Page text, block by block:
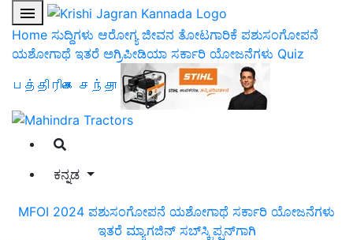
Home ಸುದ್ದಿಗಳು ಆರೋಗ್ಯ ಜೀವನ ತೋಟಗಾರಿಕೆ ಪಶುಸಂಗೋಪನೆ
ಯಶೋಗಾಥೆ ಇತರೆ ಅಗ್ರಿಪೀಡಿಯಾ ಸರ್ಕಾರಿ ಯೋಜನೆಗಳು Quiz
பத்திரிகை சந்தா
ಕನ್ನಡ
MFOI 2024 ಪಶುಸಂಗೋಪನೆ ಯಶೋಗಾಥೆ ಸರ್ಕಾರಿ ಯೋಜನೆಗಳು
ಇತರೆ ಮ್ಯಾಗಜಿನ್‌ ಸಬ್‌ಸ್ಕ್ರಿಪ್ಷನ್‌ಗಾಗಿ